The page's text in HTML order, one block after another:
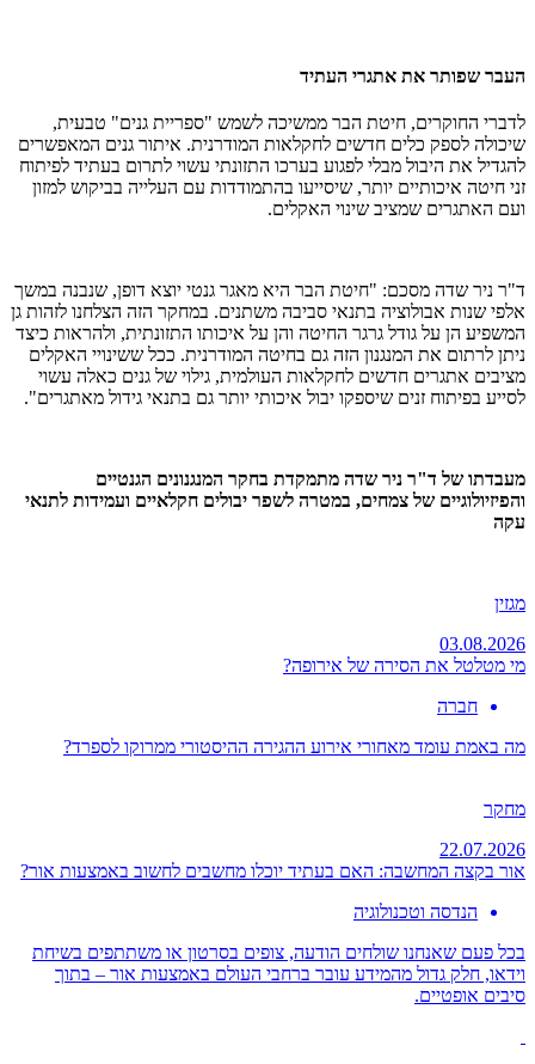
העבר שפותר את אתגרי העתיד
לדברי החוקרים, חיטת הבר ממשיכה לשמש "ספריית גנים" טבעית,
שיכולה לספק כלים חדשים לחקלאות המודרנית. איתור גנים המאפשרים
להגדיל את היבול מבלי לפגוע בערכו התזונתי עשוי לתרום בעתיד לפיתוח
זני חיטה איכותיים יותר, שיסייעו בהתמודדות עם העלייה בביקוש למזון
ועם האתגרים שמציב שינוי האקלים.
ד"ר ניר שדה מסכם: "חיטת הבר היא מאגר גנטי יוצא דופן, שנבנה במשך
אלפי שנות אבולוציה בתנאי סביבה משתנים. במחקר הזה הצלחנו לזהות גן
המשפיע הן על גודל גרגר החיטה והן על איכותו התזונתית, ולהראות כיצד
ניתן לרתום את המנגנון הזה גם בחיטה המודרנית. ככל ששינויי האקלים
מציבים אתגרים חדשים לחקלאות העולמית, גילוי של גנים כאלה עשוי
לסייע בפיתוח זנים שיספקו יבול איכותי יותר גם בתנאי גידול מאתגרים".
מעבדתו של ד"ר ניר שדה מתמקדת בחקר המנגנונים הגנטיים
והפיזיולוגיים של צמחים, במטרה לשפר יבולים חקלאיים ועמידות לתנאי
עקה
מגזין
03.08.2026
מי מטלטל את הסירה של אירופה?
חברה
מה באמת עומד מאחורי אירוע ההגירה ההיסטורי ממרוקו לספרד?
מחקר
22.07.2026
אור בקצה המחשבה: האם בעתיד יוכלו מחשבים לחשוב באמצעות אור?
הנדסה וטכנולוגיה
בכל פעם שאנחנו שולחים הודעה, צופים בסרטון או משתתפים בשיחת
וידאו, חלק גדול מהמידע עובר ברחבי העולם באמצעות אור – בתוך
סיבים אופטיים.